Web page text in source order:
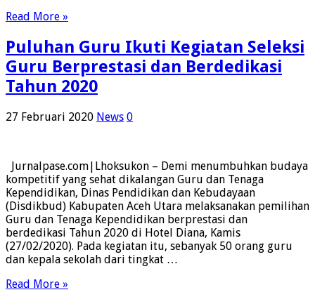
Read More »
Puluhan Guru Ikuti Kegiatan Seleksi
Guru Berprestasi dan Berdedikasi
Tahun 2020
27 Februari 2020 News 0
Jurnalpase.com|Lhoksukon – Demi menumbuhkan budaya
kompetitif yang sehat dikalangan Guru dan Tenaga
Kependidikan, Dinas Pendidikan dan Kebudayaan
(Disdikbud) Kabupaten Aceh Utara melaksanakan pemilihan
Guru dan Tenaga Kependidikan berprestasi dan
berdedikasi Tahun 2020 di Hotel Diana, Kamis
(27/02/2020). Pada kegiatan itu, sebanyak 50 orang guru
dan kepala sekolah dari tingkat …
Read More »